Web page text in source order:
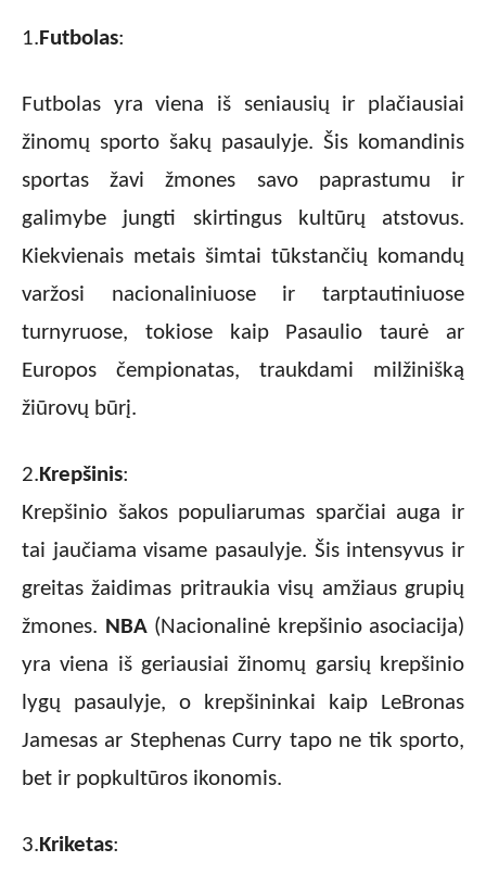
1.Futbolas:
Futbolas yra viena iš seniausių ir plačiausiai
žinomų sporto šakų pasaulyje. Šis komandinis
sportas žavi žmones savo paprastumu ir
galimybe jungti skirtingus kultūrų atstovus.
Kiekvienais metais šimtai tūkstančių komandų
varžosi nacionaliniuose ir tarptautiniuose
turnyruose, tokiose kaip Pasaulio taurė ar
Europos čempionatas, traukdami milžinišką
žiūrovų būrį.
2.Krepšinis:
Krepšinio šakos populiarumas sparčiai auga ir
tai jaučiama visame pasaulyje. Šis intensyvus ir
greitas žaidimas pritraukia visų amžiaus grupių
žmones. NBA(Nacionalinė krepšinio asociacija)
yra viena iš geriausiai žinomų garsių krepšinio
lygų pasaulyje, o krepšininkai kaip LeBronas
Jamesas ar Stephenas Curry tapo ne tik sporto,
bet ir popkultūros ikonomis.
3.Kriketas: